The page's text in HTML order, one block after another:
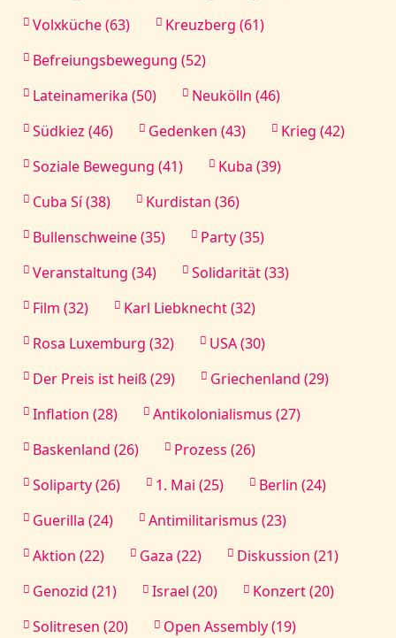
Volxküche (63)
Kreuzberg (61)
Befreiungsbewegung (52)
Lateinamerika (50)
Neukölln (46)
Südkiez (46)
Gedenken (43)
Krieg (42)
Soziale Bewegung (41)
Kuba (39)
Cuba Sí (38)
Kurdistan (36)
Bullenschweine (35)
Party (35)
Veranstaltung (34)
Solidarität (33)
Film (32)
Karl Liebknecht (32)
Rosa Luxemburg (32)
USA (30)
Der Preis ist heiß (29)
Griechenland (29)
Inflation (28)
Antikolonialismus (27)
Baskenland (26)
Prozess (26)
Soliparty (26)
1. Mai (25)
Berlin (24)
Guerilla (24)
Antimilitarismus (23)
Aktion (22)
Gaza (22)
Diskussion (21)
Genozid (21)
Israel (20)
Konzert (20)
Solitresen (20)
Open Assembly (19)